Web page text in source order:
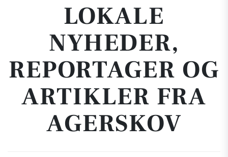
LOKALE
NYHEDER,
REPORTAGER OG
ARTIKLER FRA
AGERSKOV